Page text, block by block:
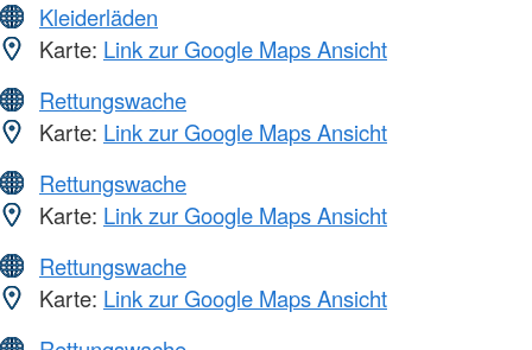
Kleiderläden
Karte: Link zur Google Maps Ansicht
Rettungswache
Karte: Link zur Google Maps Ansicht
Rettungswache
Karte: Link zur Google Maps Ansicht
Rettungswache
Karte: Link zur Google Maps Ansicht